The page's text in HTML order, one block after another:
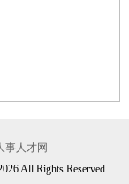
事人才网
All Rights Reserved.